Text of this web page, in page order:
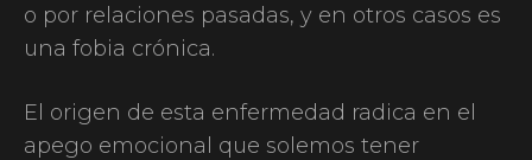
o por relaciones pasadas, y en otros casos es
una fobia crónica.
El origen de esta enfermedad radica en el
apego emocional que solemos tener